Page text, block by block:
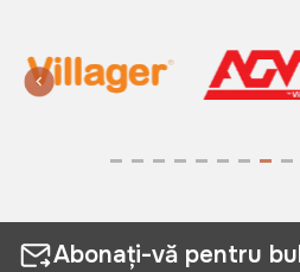
Jacheta Wokin
Art:
452706
Abonați-vă pentru